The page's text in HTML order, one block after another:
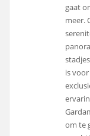
gaat
meer.
is
om te